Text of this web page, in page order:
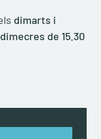
dimarts i
dimecres de 15.30